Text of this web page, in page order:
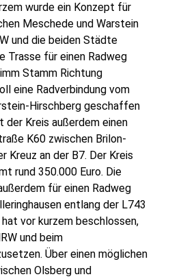
wurde ein Konzept für
Meschede und Warstein
und die beiden Städte
Trasse für einen Radweg
Stamm Richtung
eine Radverbindung vom
Hirschberg geschaffen
der Kreis außerdem einen
K60 zwischen Brilon-
Kreuz an der B7. Der Kreis
rund 350.000 Euro. Die
für einen Radweg
entlang der L743
vor kurzem beschlossen,
und beim
Über einen möglichen
Olsberg und